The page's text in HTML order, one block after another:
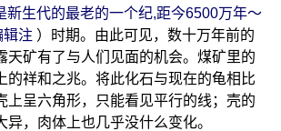
新生代的最老的一个纪,距今6500万年～
辑注 ）时期。由此可见，数十万年前的
天矿有了与人们见面的机会。煤矿里的
的祥和之兆。将此化石与现在的龟相比
上呈六角形，只能看见平行的线；壳的
异，肉体上也几乎没什么变化。